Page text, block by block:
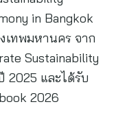
in Bangkok
เทพมหานคร จาก
Sustainability
2025 และได้รับ
2026